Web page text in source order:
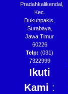
Pradahkalikendal,
Kec.
Dukuhpakis,
Surabaya,
Jawa Timur
60226
Telp: (031)
7322999
Ikuti
Kami :